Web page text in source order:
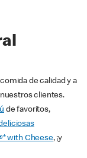
de calidad y a
clientes.
de favoritos,
with Cheese, ¡y